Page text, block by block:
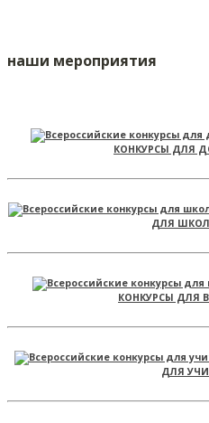
наши мероприятия
КОНКУРСЫ ДЛЯ
ДЛЯ
КОНКУРСЫ ДЛЯ
ДЛЯ